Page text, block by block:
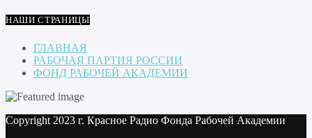
НАШИ СТРАНИЦЫ
ГЛАВНАЯ
РАБОЧАЯ ПАРТИЯ РОССИИ
ФОНД РАБОЧЕЙ АКАДЕМИИ
Copyright 2023 г. Красное Радио Фонда Рабочей Академии